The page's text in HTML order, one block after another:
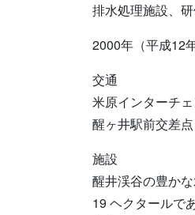
排水処理施設、
2000年（平成12
交通
米原インターチ
醒ヶ井駅前交差点
施設
醒井渓谷の豊か
19 ヘクタールであ